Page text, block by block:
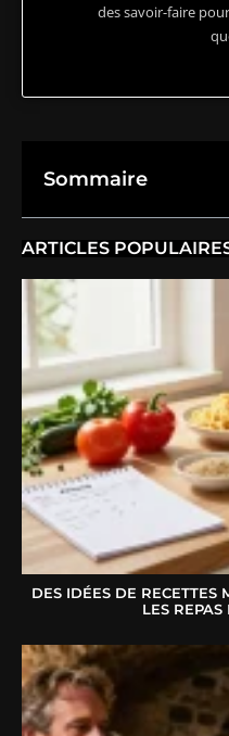
des savoir-faire
Sommaire
ARTICLES
DES IDÉES DE RECETTES
LES